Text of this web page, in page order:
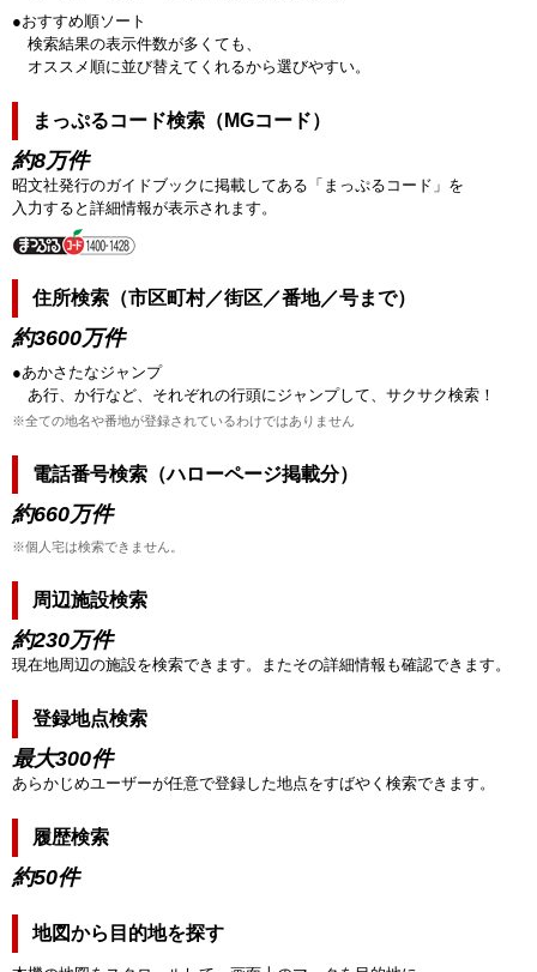
●おすすめ順ソート
検索結果の表示件数が多くても、
オススメ順に並び替えてくれるから選びやすい。
まっぷるコード検索（MGコード）
約8万件
昭文社発行のガイドブックに掲載してある「まっぷるコード」を
入力すると詳細情報が表示されます。
住所検索（市区町村／街区／番地／号まで）
約3600万件
●あかさたなジャンプ
あ行、か行など、それぞれの行頭にジャンプして、サクサク検索！
※全ての地名や番地が登録されているわけではありません
電話番号検索（ハローページ掲載分）
約660万件
※個人宅は検索できません。
周辺施設検索
約230万件
現在地周辺の施設を検索できます。またその詳細情報も確認できます。
登録地点検索
最大300件
あらかじめユーザーが任意で登録した地点をすばやく検索できます。
履歴検索
約50件
地図から目的地を探す